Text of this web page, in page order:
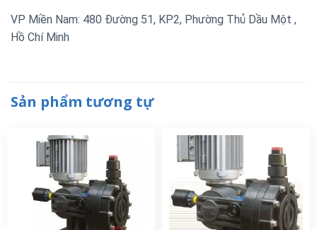
VP Miền Nam: 480 Đường 51, KP2, Phường Thủ Dầu Một ,
Hồ Chí Minh
Sản phẩm tương tự